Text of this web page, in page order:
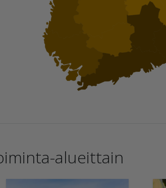
alueittain